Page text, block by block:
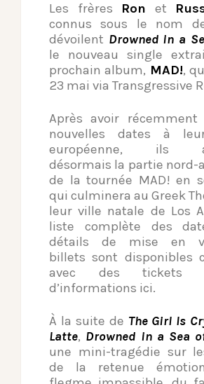
Les frères Ron et
connus sous le nom
dévoilent Drowned in a
le nouveau single
prochain album, MAD!,
23 mai via Transgressive
Après avoir
nouvelles dates à
européenne, ils
désormais la partie nord-
de la tournée MAD! en
qui culminera au Greek
leur ville natale de Los
liste complète des
détails de mise en
billets sont disponibles
avec des tickets
d’informations ici.
À la suite de The Girl Is
Latte, Drowned in a Sea
une mini-tragédie sur
de la retenue